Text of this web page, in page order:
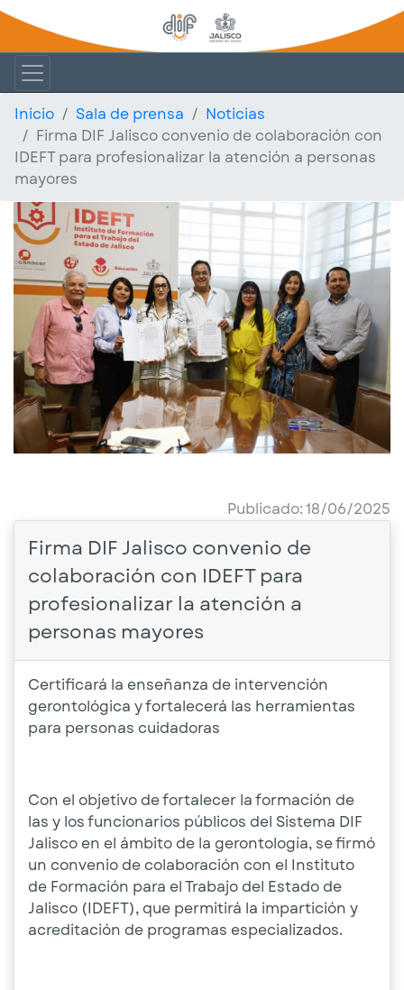
Inicio Sala de prensa
Noticias
Firma DIF Jalisco convenio de colaboración con
IDEFT para profesionalizar la atención a personas
mayores
Publicado: 18/06/2025
Firma DIF Jalisco convenio de
colaboración con IDEFT para
profesionalizar la atención a
personas mayores
Certificará la enseñanza de intervención
gerontológica y fortalecerá las herramientas
para personas cuidadoras
Con el objetivo de fortalecer la formación de
las y los funcionarios públicos del Sistema DIF
Jalisco en el ámbito de la gerontología, se firmó
un convenio de colaboración con el Instituto
de Formación para el Trabajo del Estado de
Jalisco (IDEFT), que permitirá la impartición y
acreditación de programas especializados.